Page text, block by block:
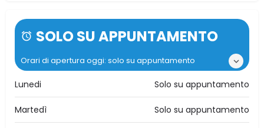
SOLO SU APPUNTAMENTO
Orari di apertura oggi: solo su appuntamento
Lunedi Solo su appuntamento
Martedì Solo su appuntamento